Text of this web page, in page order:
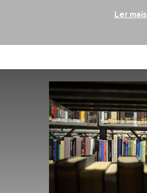
Ler mais